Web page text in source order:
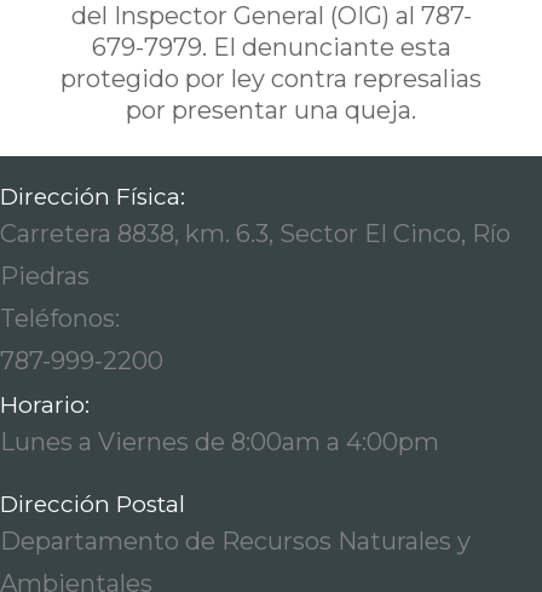
del Inspector General (OIG) al 787-
679-7979. El denunciante esta
protegido por ley contra represalias
por presentar una queja.
Dirección Física:
Carretera 8838, km. 6.3, Sector El Cinco, Río
Piedras
Teléfonos:
787-999-2200
Horario:
Lunes a Viernes de 8:00am a 4:00pm
Dirección Postal
Departamento de Recursos Naturales y
Ambientales